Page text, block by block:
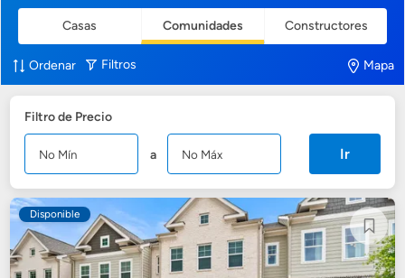
CasasNuevasAqui
Casas Comunidades Constructores
Ordenar Filtros Mapa
Filtro de Precio
a Ir
Disponible